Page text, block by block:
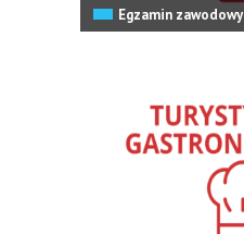
Egzamin zawodowy